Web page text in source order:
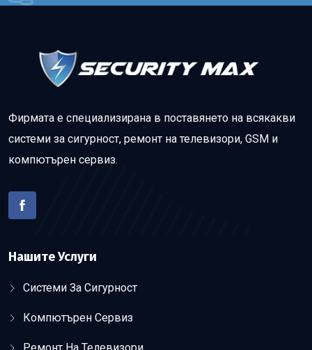
Фирмата е специализирана в поставянето на всякакви
системи за сигурност, ремонт на телевизори, GSM и
компютърен сервиз.
Нашите Услуги
Системи За Сигурност
Компютърен Сервиз
Ремонт На Телевизори